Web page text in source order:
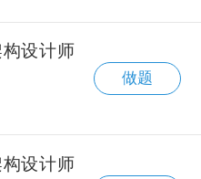
设计师
做题
设计师